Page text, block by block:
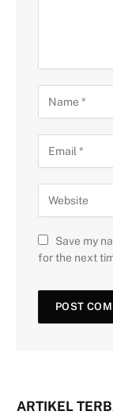
Save my
for the next
ARTIKEL